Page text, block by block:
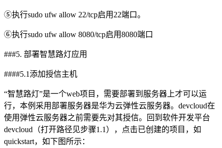
⑤执行sudo ufw allow 22/tcp启用22端口。
⑥执行sudo ufw allow 8080/tcp启用8080端口
###5. 部署智慧路灯应用
####5.1添加授信主机
“智慧路灯”是一个web项目，需要部署到服务器上才可以运
行，本例采用部署服务器是华为云弹性云服务器。devcloud在
使用弹性云服务器之前需要先对其授信。回到软件开发平台
devcloud（打开路径见步骤1.1），点击已创建的项目，如
quickstart，如下图所示：